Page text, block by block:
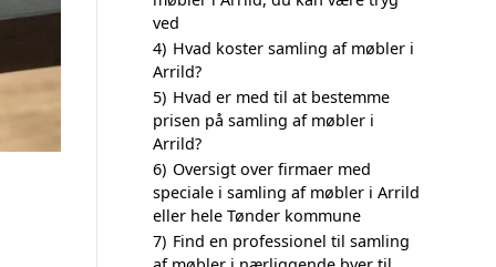
ved
4) Hvad koster samling af møbler i
Arrild?
5) Hvad er med til at bestemme
prisen på samling af møbler i
Arrild?
6) Oversigt over firmaer med
speciale i samling af møbler i Arrild
eller hele Tønder kommune
7) Find en professionel til samling